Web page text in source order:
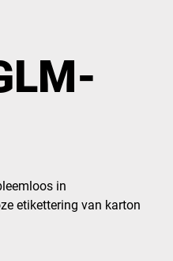
in
etikettering van karton